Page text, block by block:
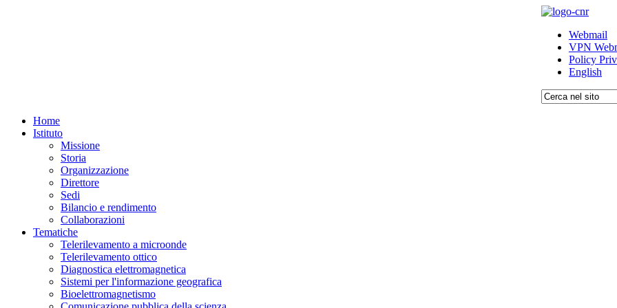
Webmail
VPN
Policy
English
Home
Istituto
Missione
Storia
Organizzazione
Direttore
Sedi
Bilancio e rendimento
Collaborazioni
Tematiche
Telerilevamento a microonde
Telerilevamento ottico
Diagnostica elettromagnetica
Sistemi per l'informazione geografica
Bioelettromagnetismo